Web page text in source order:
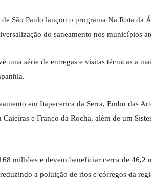
São Paulo lançou o programa Na Rota da
do saneamento nos municípios
uma série de entregas e visitas técnicas a
em Itapecerica da Serra, Embu das
e Franco da Rocha, além de um
milhões e devem beneficiar cerca de
a poluição de rios e córregos da